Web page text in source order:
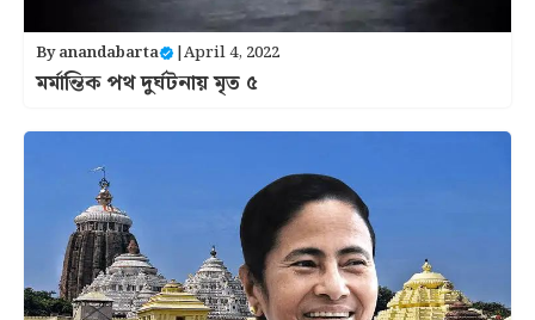
Byanandabarta |April 4, 2022
মর্মান্তিক পথ দুর্ঘটনায় মৃত ৫